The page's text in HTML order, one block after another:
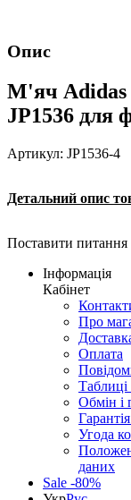
Опис
М'яч Adidas
JP1536 для
Артикул: JP1536-4
Детальний опис
Поставити питання
Інформація
Кабінет
Про
Оплата
Таблиці
Обмін і
Угода
даних
Sale -80%